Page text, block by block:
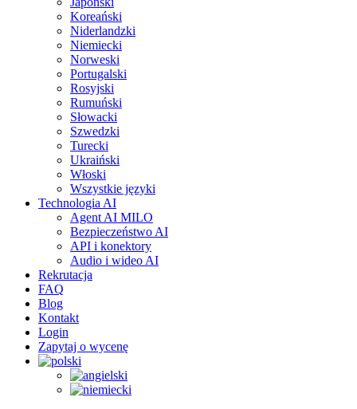
Koreański
Niderlandzki
Niemiecki
Norweski
Portugalski
Rosyjski
Rumuński
Słowacki
Szwedzki
Turecki
Ukraiński
Włoski
Wszystkie języki
Technologia AI
Agent AI MILO
Bezpieczeństwo AI
API i konektory
Audio i wideo AI
Rekrutacja
FAQ
Blog
Kontakt
Login
Zapytaj o wycenę